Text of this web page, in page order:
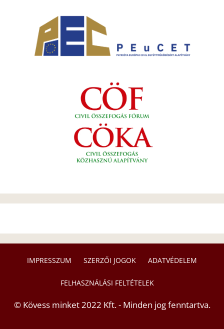
IMPRESSZUM SZERZŐI JOGOK ADATVÉDELEM
FELHASZNÁLÁSI FELTÉTELEK
© Kövess minket 2022 Kft. - Minden jog fenntartva.